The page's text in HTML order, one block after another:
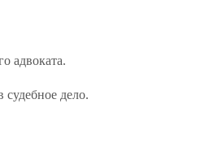
адвоката.
судебное дело.